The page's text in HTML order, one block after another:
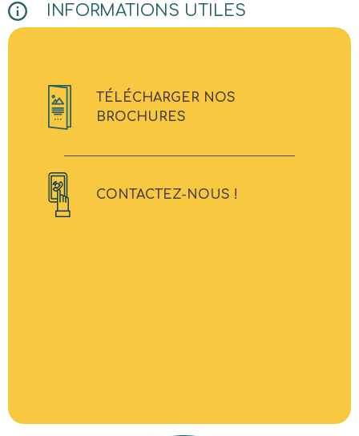
INFORMATIONS UTILES
TÉLÉCHARGER NOS
BROCHURES
CONTACTEZ-NOUS !